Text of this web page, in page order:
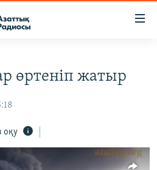
өртеніп жатыр
оқу